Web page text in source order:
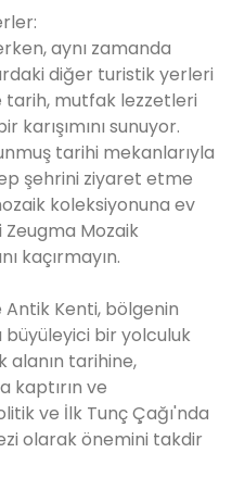
aynı zamanda
diğer turistik yerleri
tarih, mutfak lezzetleri
sunuyor.
tarihi mekanlarıyla
şehrini ziyaret etme
koleksiyonuna ev
Mozaik
kaçırmayın.
Kenti, bölgenin
büyüleyici bir yolculuk
alanın tarihine,
kaptırın ve
ve İlk Tunç Çağı'nda
olarak önemini takdir